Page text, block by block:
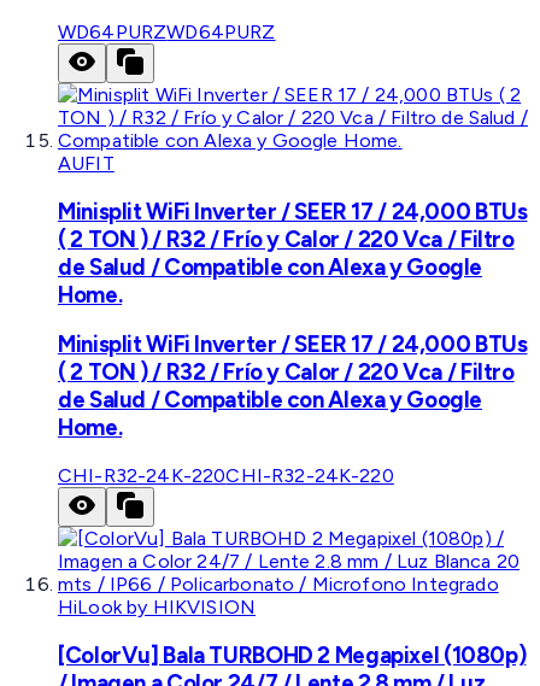
WD64PURZWD64PURZ
AUFIT
Minisplit WiFi Inverter / SEER 17 / 24,000 BTUs
( 2 TON ) / R32 / Frío y Calor / 220 Vca / Filtro
de Salud / Compatible con Alexa y Google
Home.
Minisplit WiFi Inverter / SEER 17 / 24,000 BTUs
( 2 TON ) / R32 / Frío y Calor / 220 Vca / Filtro
de Salud / Compatible con Alexa y Google
Home.
CHI-R32-24K-220CHI-R32-24K-220
HiLook by HIKVISION
[ColorVu] Bala TURBOHD 2 Megapixel (1080p)